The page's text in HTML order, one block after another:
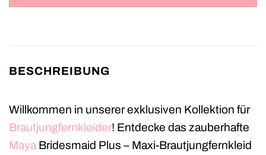
BESCHREIBUNG
Willkommen in unserer exklusiven Kollektion für
Brautjungfernkleider! Entdecke das zauberhafte
Maya Bridesmaid Plus – Maxi-Brautjungfernkleid